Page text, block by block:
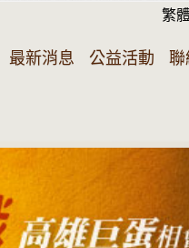
繁
最新消息 公益活動 聯